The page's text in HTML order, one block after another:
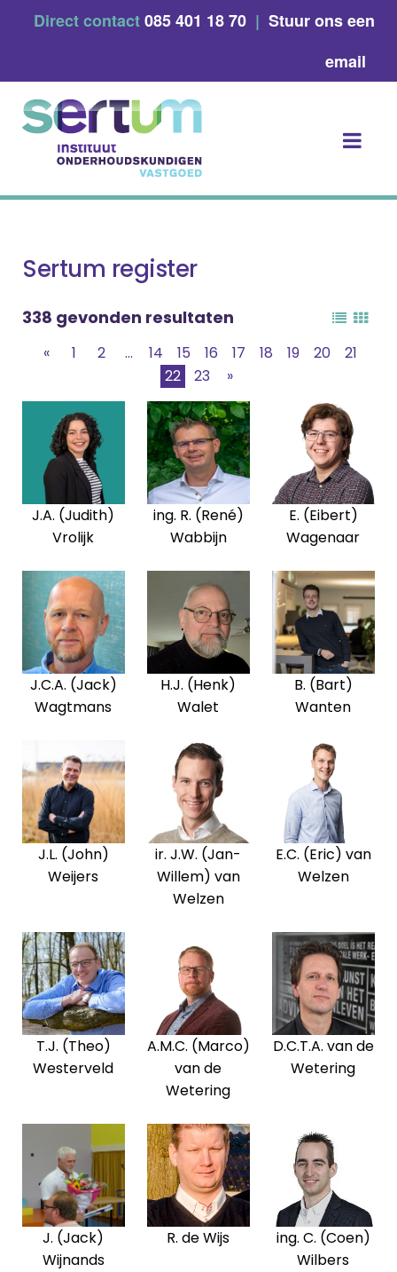
Direct contact085 401 18 70 | Stuur ons een
email
Sertum register
338 gevonden resultaten
« 1 2 ... 14 15 16 17 18 19 20
21
22
23 »
J.A. (Judith)
Vrolijk
ing. R. (René)
Wabbijn
E. (Eibert)
Wagenaar
J.C.A. (Jack)
Wagtmans
H.J. (Henk)
Walet
B. (Bart)
Wanten
J.L. (John)
Weijers
ir. J.W. (Jan-
Willem) van
Welzen
E.C. (Eric) van
Welzen
T.J. (Theo)
Westerveld
A.M.C. (Marco)
van de
Wetering
D.C.T.A. van de
Wetering
J. (Jack)
Wijnands
R. de Wijs
ing. C. (Coen)
Wilbers